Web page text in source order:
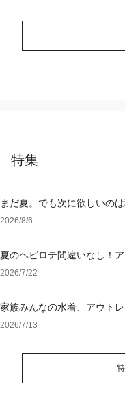
特集
まだ夏。でも次に欲しいの
2026/8/6
夏のヘビロテ間違いなし！
ション
2026/7/22
家族みんなの水着、アウト
2026/7/13